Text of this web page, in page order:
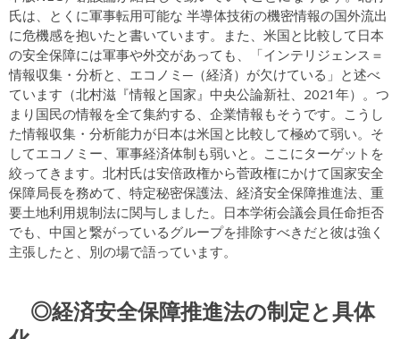
氏は、とくに軍事転用可能な 半導体技術の機密情報の国外流出
に危機感を抱いたと書いています。また、米国と比較して日本
の安全保障には軍事や外交があっても、「インテリジェンス＝
情報収集・分析と、エコノミ─（経済）が欠けている」と述べ
ています（北村滋『情報と国家』中央公論新社、2021年）。つ
まり国民の情報を全て集約する、企業情報もそうです。こうし
た情報収集・分析能力が日本は米国と比較して極めて弱い。そ
してエコノミー、軍事経済体制も弱いと。ここにターゲットを
絞ってきます。北村氏は安倍政権から菅政権にかけて国家安全
保障局長を務めて、特定秘密保護法、経済安全保障推進法、重
要土地利用規制法に関与しました。日本学術会議会員任命拒否
でも、中国と繋がっているグループを排除すべきだと彼は強く
主張したと、別の場で語っています。
◎経済安全保障推進法の制定と具体